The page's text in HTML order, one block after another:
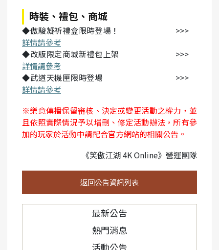
時裝、禮包、商城
◆傲駿凝祈禮盒限時登場！ >>>
詳情請參考
◆改版限定商城新禮包上架 >>>
詳情請參考
◆武道天機匣限時登場 >>>
詳情請參考
※樂意傳播保留審核、決定或變更活動之權力，並
且依照實際情況予以增刪、修定活動辦法，所有參
加的玩家於活動中請配合官方網站的相關公告。
《笑傲江湖 4K Online》營運團隊
返回公告資訊列表
最新公告
熱門消息
活動公告